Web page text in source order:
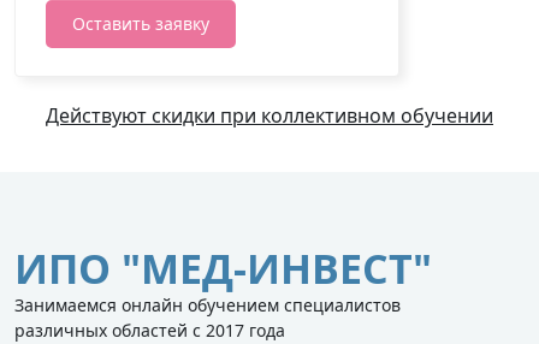
Оставить заявку
Действуют скидки при коллективном обучении
ИПО "МЕД-ИНВЕСТ"
Занимаемся онлайн обучением специалистов
различных областей с 2017 года